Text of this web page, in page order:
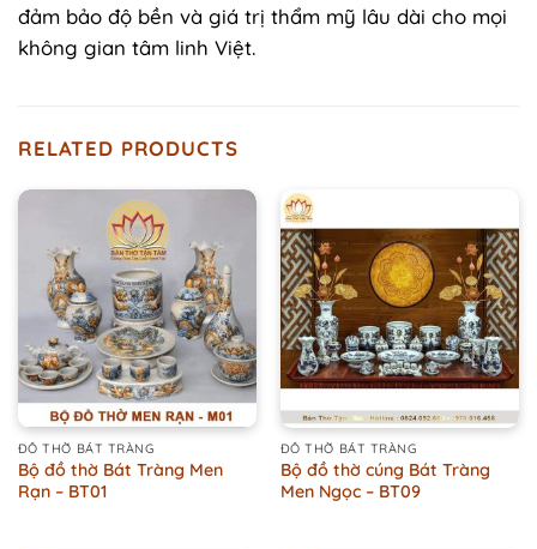
đảm bảo độ bền và giá trị thẩm mỹ lâu dài cho mọi
không gian tâm linh Việt.
RELATED PRODUCTS
ĐỒ THỜ BÁT TRÀNG
Bộ đồ thờ Bát Tràng Men
Rạn – BT01
ĐỒ THỜ BÁT TRÀNG
Bộ đồ thờ cúng Bát Tràng
Men Ngọc – BT09